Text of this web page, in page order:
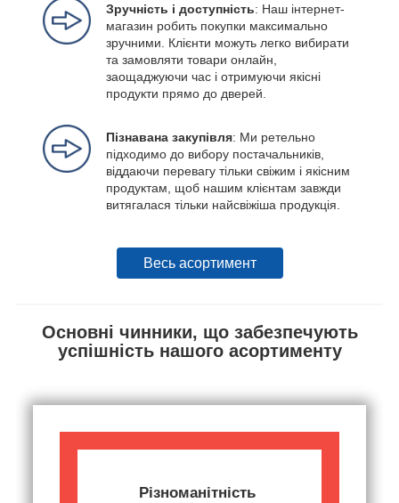
Зручність і доступність: Наш інтернет-
магазин робить покупки максимально
зручними. Клієнти можуть легко вибирати
та замовляти товари онлайн,
заощаджуючи час і отримуючи якісні
продукти прямо до дверей.
Пізнавана закупівля: Ми ретельно
підходимо до вибору постачальників,
віддаючи перевагу тільки свіжим і якісним
продуктам, щоб нашим клієнтам завжди
витягалася тільки найсвіжіша продукція.
Весь асортимент
Основні чинники, що забезпечують
успішність нашого асортименту
Різноманітність